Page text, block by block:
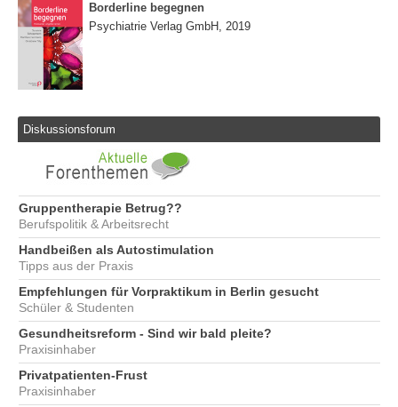
Borderline begegnen
Psychiatrie Verlag GmbH, 2019
Diskussionsforum
Gruppentherapie Betrug??
Berufspolitik & Arbeitsrecht
Handbeißen als Autostimulation
Tipps aus der Praxis
Empfehlungen für Vorpraktikum in Berlin gesucht
Schüler & Studenten
Gesundheitsreform - Sind wir bald pleite?
Praxisinhaber
Privatpatienten-Frust
Praxisinhaber